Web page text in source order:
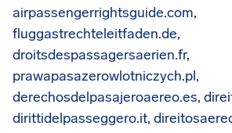
airpassengerrightsguide.com,
fluggastrechteleitfaden.de,
droitsdespassagersaerien.fr,
prawapasazerowlotniczych.pl,
derechosdelpasajeroaereo.es,
dirittidelpasseggero.it,